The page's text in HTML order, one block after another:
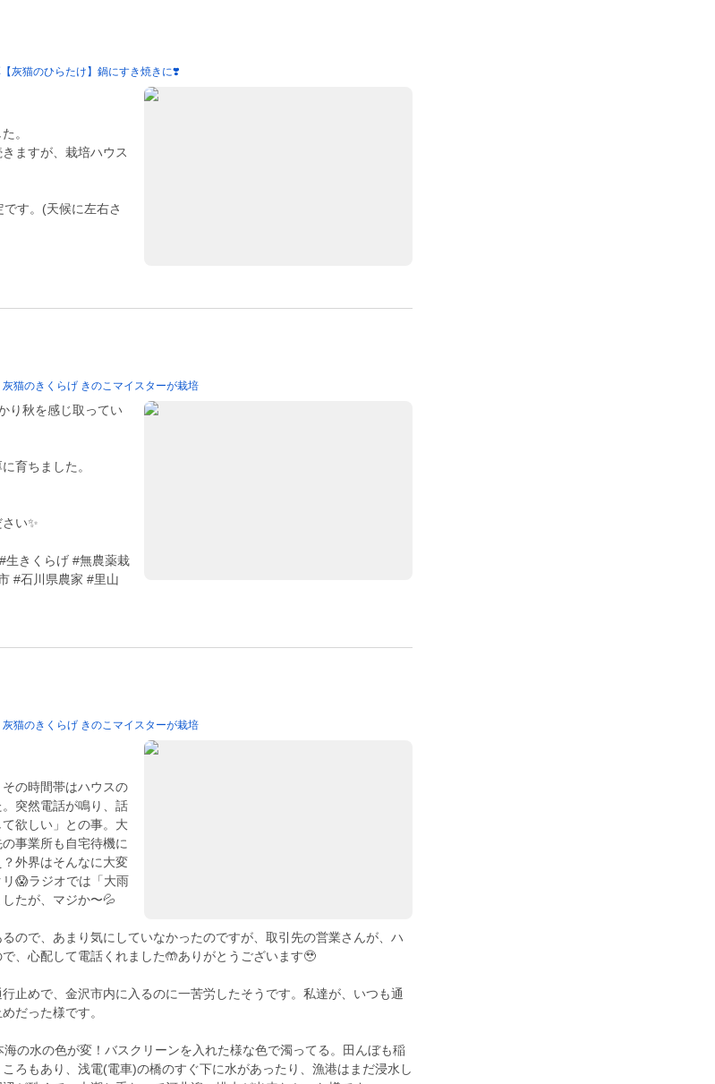
灰猫のひらたけ】鍋にすき焼きに❣️
。
ますが、栽培ハウス
す。(天候に左右さ
猫のきくらげ きのこマイスターが栽培
り秋を感じ取ってい
育ちました。
い✨
生きくらげ #無農薬栽
#石川県農家 #里山
猫のきくらげ きのこマイスターが栽培
の時間帯はハウスの
突然電話が鳴り、話
欲しい」との事。大
事業所も自宅待機に
外界はそんなに大変
😱ラジオでは「大雨
たが、マジか〜💦
ので、あまり気にしていなかったのですが、取引先の営業さんが、ハ
、心配して電話くれました🤲ありがとうございます🥹
止めで、金沢市内に入るのに一苦労したそうです。私達が、いつも通
だった様です。
の水の色が変！バスクリーンを入れた様な色で濁ってる。田んぼも稲
ろもあり、浅電(電車)の橋のすぐ下に水があったり、漁港はまだ浸水し